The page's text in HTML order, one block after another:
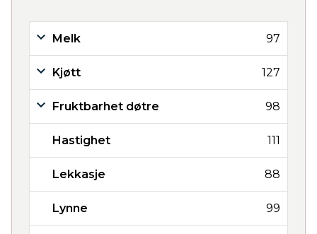
Melk 97
Kjøtt 127
Fruktbarhet døtre 98
Hastighet 111
Lekkasje 88
Lynne 99